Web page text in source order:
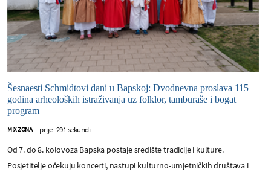
Šesnaesti Schmidtovi dani u Bapskoj: Dvodnevna proslava 115
godina arheoloških istraživanja uz folklor, tamburaše i bogat
program
MIX ZONA - prije -291 sekundi
Od 7. do 8. kolovoza Bapska postaje središte tradicije i kulture.
Posjetitelje očekuju koncerti, nastupi kulturno-umjetničkih društava i